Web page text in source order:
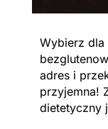
Wybierz dla
adres i
przyjemna!
dietetyczny